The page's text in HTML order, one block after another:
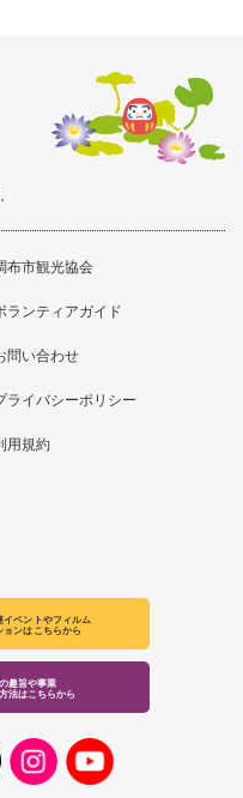
布市観光協会
ランティアガイド
問い合わせ
ライバシーポリシー
用規約
イベントやフィルム
ョンはこちらから
趣旨や事業
法はこちらから